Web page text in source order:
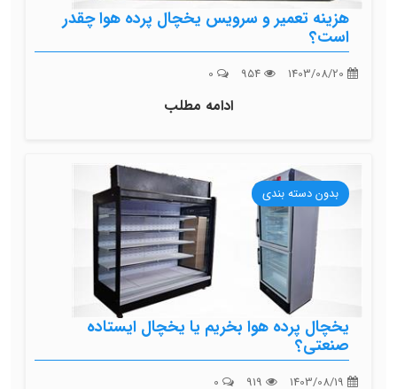
هزینه تعمیر و سرویس یخچال پرده هوا چقدر
است؟
ادامه مطلب
بدون دسته بندی
یخچال پرده هوا بخریم یا یخچال ایستاده
صنعتی؟